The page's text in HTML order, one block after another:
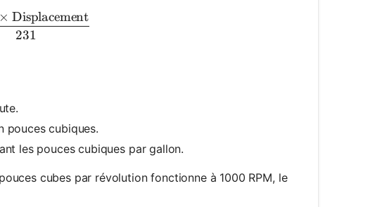
GPM = \frac{RPM \times \text{Displacement}}{231}
231
× Displacement
pouces cubiques.
les pouces cubiques par gallon.
cubes par révolution fonctionne à 1000 RPM, le